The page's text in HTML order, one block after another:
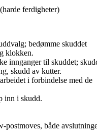
ferdigheter)
bedømme skuddet
klokken.
innganger til skuddet;
skudd av kutter.
i forbindelse med de
inn i skudd.
postmoves, både